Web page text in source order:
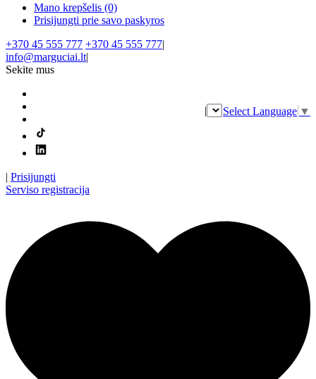
Mano krepšelis (0)
Prisijungti prie savo paskyros
+370 45 555 777 +370 45 555 777|
info@marguciai.lt|
Sekite mus
| Prisijungti
| Select Language ▼
Serviso registracija